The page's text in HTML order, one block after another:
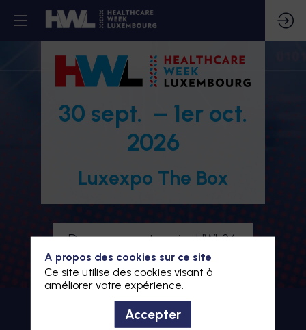
30 sept. – 1er oct.
2026
Luxexpo The Box
Devenez partenaire HWL26
Je m'inscris à HWL26
A propos des cookies sur ce site
Ce site utilise des cookies visant à
améliorer votre expérience.
Accepter